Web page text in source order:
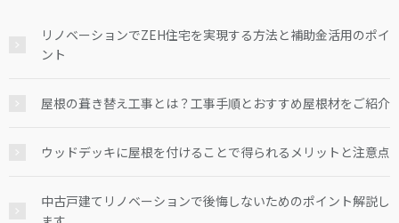
リノベーションでZEH住宅を実現する方法と補助金活用のポイ
ント
屋根の葺き替え工事とは？工事手順とおすすめ屋根材をご紹介
ウッドデッキに屋根を付けることで得られるメリットと注意点
中古戸建てリノベーションで後悔しないためのポイント解説し